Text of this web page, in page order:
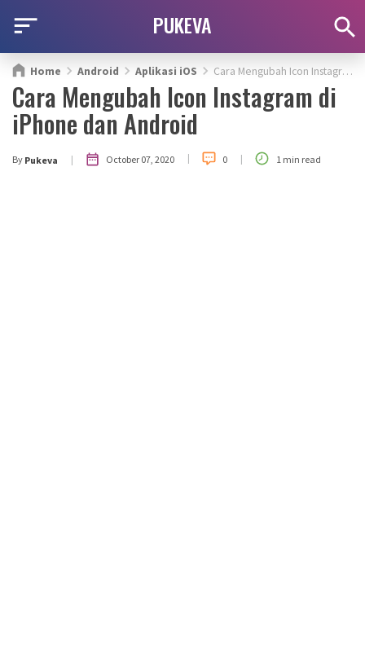
PUKEVA
Home Android Aplikasi iOS Cara Mengubah Icon Instagram di iPhone dan Android
Cara Mengubah Icon Instagram di
iPhone dan Android
By Pukeva | October 07, 2020 | 0 | 1 min read